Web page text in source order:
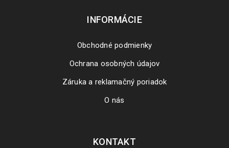
INFORMÁCIE
Obchodné podmienky
Ochrana osobných údajov
Záruka a reklamačný poriadok
O nás
KONTAKT